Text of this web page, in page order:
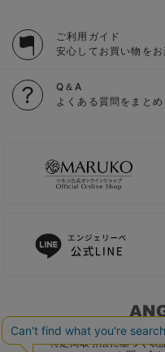
ご利用ガイド
安心してお買い物を
Q＆A
よくある質問をまとめ
ご利用ガイド 会
特定商取引法に基づく表